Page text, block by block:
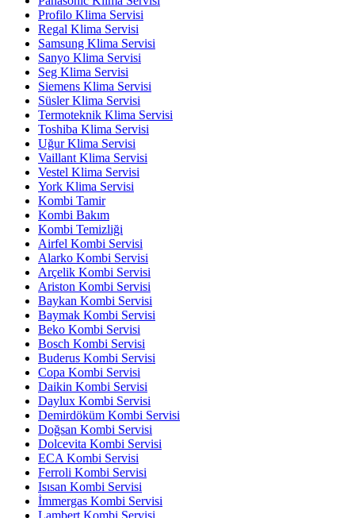
Profilo Klima Servisi
Regal Klima Servisi
Samsung Klima Servisi
Sanyo Klima Servisi
Seg Klima Servisi
Siemens Klima Servisi
Süsler Klima Servisi
Termoteknik Klima Servisi
Toshiba Klima Servisi
Uğur Klima Servisi
Vaillant Klima Servisi
Vestel Klima Servisi
York Klima Servisi
Kombi Tamir
Kombi Bakım
Kombi Temizliği
Airfel Kombi Servisi
Alarko Kombi Servisi
Arçelik Kombi Servisi
Ariston Kombi Servisi
Baykan Kombi Servisi
Baymak Kombi Servisi
Beko Kombi Servisi
Bosch Kombi Servisi
Buderus Kombi Servisi
Copa Kombi Servisi
Daikin Kombi Servisi
Daylux Kombi Servisi
Demirdöküm Kombi Servisi
Doğsan Kombi Servisi
Dolcevita Kombi Servisi
ECA Kombi Servisi
Ferroli Kombi Servisi
Isısan Kombi Servisi
İmmergas Kombi Servisi
Lambert Kombi Servisi